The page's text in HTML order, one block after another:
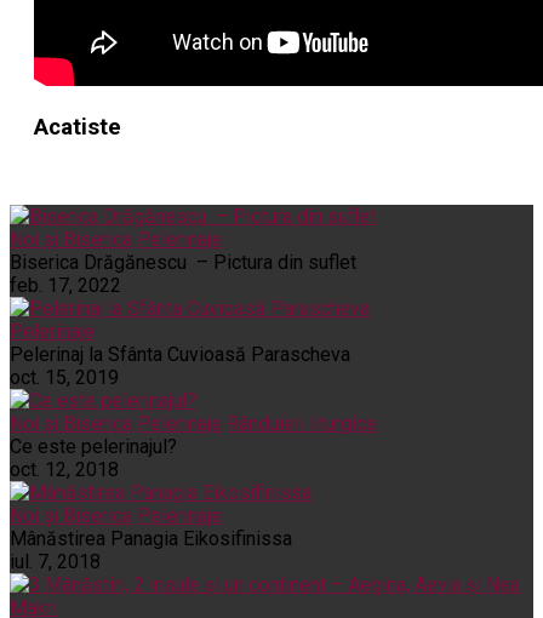
Acatiste
Noi și Biserica Pelerinaje
Biserica Drăgănescu – Pictura din suflet
feb. 17, 2022
Pelerinaje
Pelerinaj la Sfânta Cuvioasă Parascheva
oct. 15, 2019
Noi și Biserica Pelerinaje Rânduieli liturgice
Ce este pelerinajul?
oct. 12, 2018
Noi și Biserica Pelerinaje
Mânăstirea Panagia Eikosifinissa
iul. 7, 2018